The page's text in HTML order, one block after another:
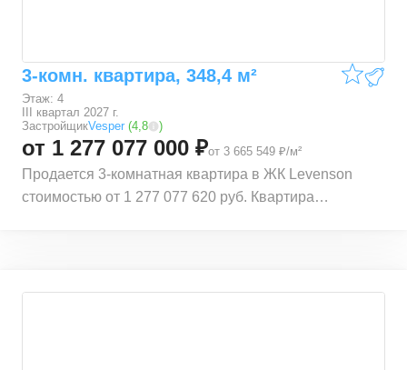
м². Квартира находится в строящемся доме ЖК
Levenson. Срок сдачи корпуса – III квартал 2027 г.
3-комн. квартира, 348,4 м²
Этаж: 4
III квартал 2027 г.
ЗастройщикVesper (4,8 )
от 1 277 077 000 ₽от 3 665 549 ₽/м²
Продается 3-комнатная квартира в ЖК Levenson
стоимостью от 1 277 077 620 руб. Квартира